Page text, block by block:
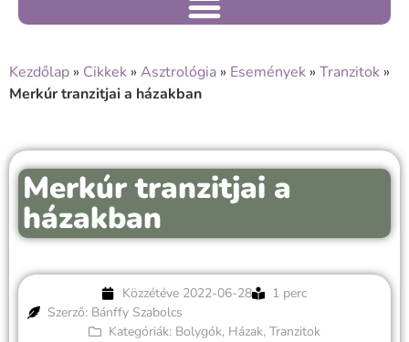
Kezdőlap » Cikkek » Asztrológia » Események » Tranzitok »
Merkúr tranzitjai a házakban
Merkúr tranzitjai a
házakban
Közzétéve 2022-06-28
1 perc
Szerző: Bánffy Szabolcs
Kategóriák: Bolygók, Házak, Tranzitok